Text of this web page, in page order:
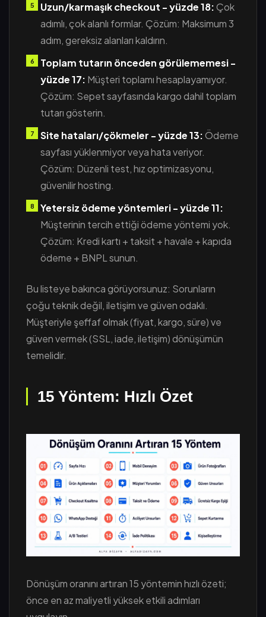
Uzun/karmaşık checkout - yüzde 18:Çok
adımlı, çok alanlı formlar. Çözüm: Maksimum 3
adım, gereksiz alanları kaldırın.
Toplam tutarın önceden görülememesi -
yüzde 17: Müşteri toplamı hesaplayamıyor.
Çözüm: Sepet sayfasında kargo dahil toplam
tutarı gösterin.
Site hataları/çökmeler - yüzde 13:Ödeme
sayfası yüklenmiyor veya hata veriyor.
Çözüm: Düzenli test, hız optimizasyonu,
güvenilir hosting.
Yetersiz ödeme yöntemleri - yüzde 11:
Müşterinin tercih ettiği ödeme yöntemi yok.
Çözüm: Kredi kartı + taksit + havale + kapıda
ödeme + BNPL sunun.
Bu listeye bakınca görüyorsunuz: Sorunların
çoğu teknik değil, iletişim ve güven odaklı.
Müşteriyle şeffaf olmak (fiyat, kargo, süre) ve
güven vermek (SSL, iade, iletişim) dönüşümün
temelidir.
15 Yöntem: Hızlı Özet
Dönüşüm oranını artıran 15 yöntemin hızlı özeti;
önce en az maliyetli yüksek etkili adımları